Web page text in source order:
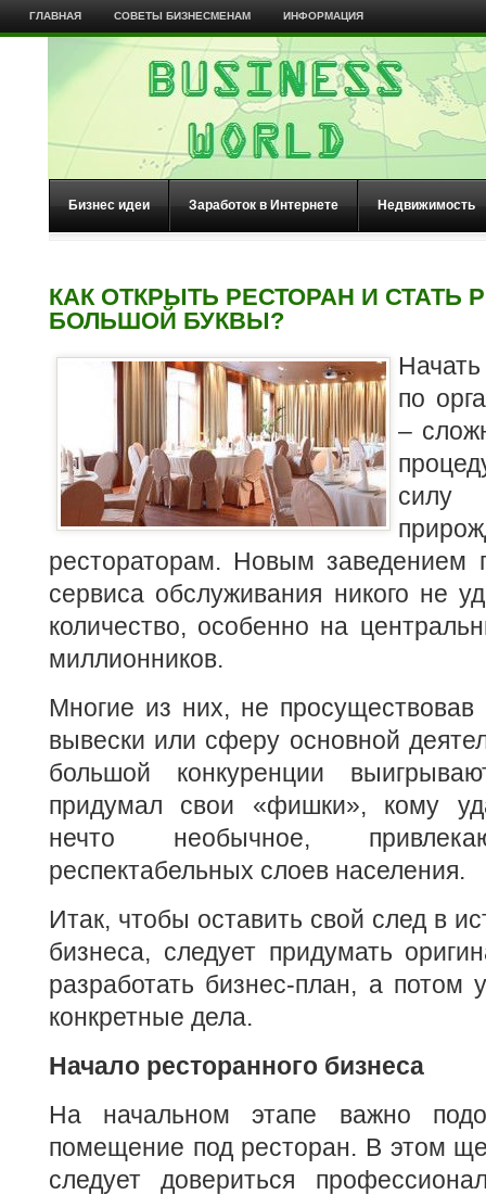
ГЛАВНАЯ СОВЕТЫ БИЗНЕСМЕНАМ ИНФОРМАЦИЯ
Бизнес идеи Заработок в Интернете Недвижимость
КАК ОТКРЫТЬ РЕСТОРАН И СТАТЬ
БОЛЬШОЙ БУКВЫ?
по
–
рестораторам. Новым заведением
сервиса обслуживания никого не
количество, особенно на
миллионников.
Многие из них, не просуществовав
вывески или сферу основной
большой конкуренции
придумал свои «фишки», кому
нечто необычное,
респектабельных слоев населения.
Итак, чтобы оставить свой след в
бизнеса, следует придумать
разработать бизнес-план, а потом
конкретные дела.
Начало ресторанного бизнеса
На начальном этапе важно
помещение под ресторан. В этом
следует довериться